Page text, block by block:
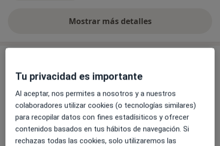
Mostrar más detalles
sobre la experiencia
Visita Fisioterapia
45 € Detalles
Fisioterapia con ecografía
45 € Detalles Reservar cita
Tu privacidad es importante
Al aceptar, nos permites a nosotros y a nuestros
colaboradores utilizar cookies (o tecnologías similares)
para recopilar datos con fines estadísiticos y ofrecer
contenidos basados en tus hábitos de navegación. Si
rechazas todas las cookies, solo utilizaremos las